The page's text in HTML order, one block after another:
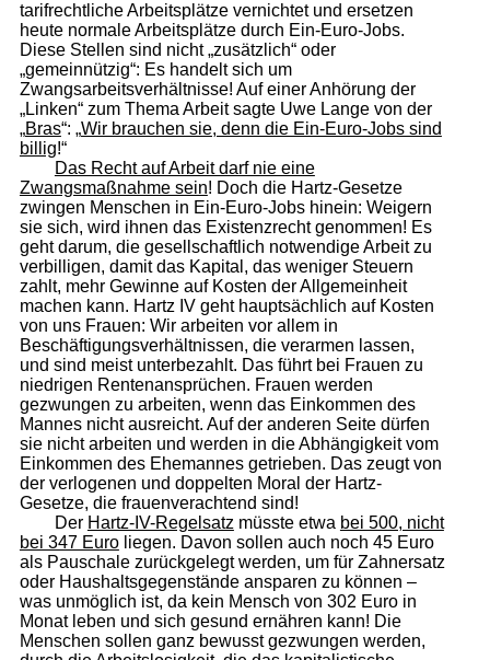
tarifrechtliche Arbeitsplätze vernichtet und ersetzen
heute normale Arbeitsplätze durch Ein-Euro-Jobs.
Diese Stellen sind nicht „zusätzlich“ oder
„gemeinnützig“: Es handelt sich um
Zwangsarbeitsverhältnisse! Auf einer Anhörung der
„Linken“ zum Thema Arbeit sagte Uwe Lange von der
„Bras“: „Wir brauchen sie, denn die Ein-Euro-Jobs sind
billig!“
Das Recht auf Arbeit darf nie eine
Zwangsmaßnahme sein! Doch die Hartz-Gesetze
zwingen Menschen in Ein-Euro-Jobs hinein: Weigern
sie sich, wird ihnen das Existenzrecht genommen! Es
geht darum, die gesellschaftlich notwendige Arbeit zu
verbilligen, damit das Kapital, das weniger Steuern
zahlt, mehr Gewinne auf Kosten der Allgemeinheit
machen kann. Hartz IV geht hauptsächlich auf Kosten
von uns Frauen: Wir arbeiten vor allem in
Beschäftigungsverhältnissen, die verarmen lassen,
und sind meist unterbezahlt. Das führt bei Frauen zu
niedrigen Rentenansprüchen. Frauen werden
gezwungen zu arbeiten, wenn das Einkommen des
Mannes nicht ausreicht. Auf der anderen Seite dürfen
sie nicht arbeiten und werden in die Abhängigkeit vom
Einkommen des Ehemannes getrieben. Das zeugt von
der verlogenen und doppelten Moral der Hartz-
Gesetze, die frauenverachtend sind!
Der Hartz-IV-Regelsatz müsste etwa bei 500, nicht
bei 347 Euroliegen. Davon sollen auch noch 45 Euro
als Pauschale zurückgelegt werden, um für Zahn­ersatz
oder Haushaltsgegenstände ansparen zu können –
was unmöglich ist, da kein Mensch von 302 Euro in
Monat leben und sich gesund ernähren kann! Die
Menschen sollen ganz bewusst gezwungen werden,